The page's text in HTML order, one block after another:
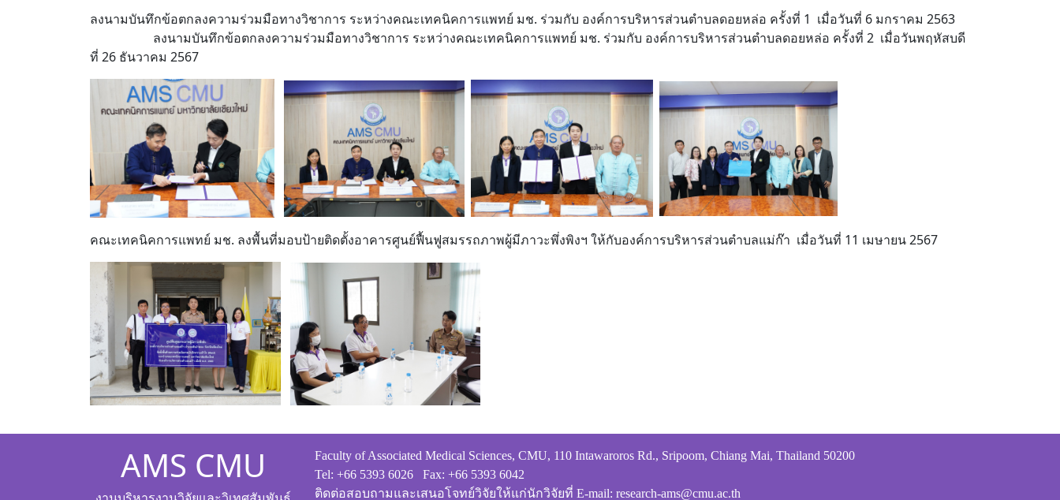
ลงนามบันทึกข้อตกลงความร่วมมือทางวิชาการ ระหว่างคณะเทคนิคการแพทย์ มช. ร่วมกับ องค์การบริหารส่วนตำบลดอยหล่อ ครั้งที่ 1 เมื่อวันที่ 6 มกราคม 2563
ลงนามบันทึกข้อตกลงความร่วมมือทางวิชาการ ระหว่างคณะเทคนิคการแพทย์ มช. ร่วมกับ องค์การบริหารส่วนตำบลดอยหล่อ ครั้งที่ 2 เมื่อวันพฤหัสบดี
ที่ 26 ธันวาคม 2567
คณะเทคนิคการแพทย์ มช. ลงพื้นที่มอบป้ายติดตั้งอาคารศูนย์ฟื้นฟูสมรรถภาพผู้มีภาวะพึ่งพิงฯ ให้กับองค์การบริหารส่วนตำบลแม่ก๊า เมื่อวันที่ 11 เมษายน 2567
AMS CMU
Faculty of Associated Medical Sciences, CMU, 110 Intawaroros Rd., Sripoom, Chiang Mai, Thailand 50200
Tel: +66 5393 6026 Fax: +66 5393 6042
ติดต่อสอบถามและเสนอโจทย์วิจัยให้แก่นักวิจัยที่ E-mail: research-ams@cmu.ac.th